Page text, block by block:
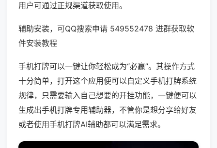
用户可通过正规渠道获取使用。
辅助安装，可QQ搜索申请 549552478 进群获取软
件安装教程
手机打牌可以一键让你轻松成为“必赢”。其操作方式
十分简单，打开这个应用便可以自定义手机打牌系统
规律，只需要输入自己想要的开挂功能，一键便可以
生成出手机打牌专用辅助器，不管你是想分享给好友
或者使用手机打牌AI辅助都可以满足需求。